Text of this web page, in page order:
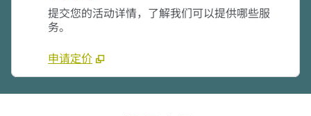
提交您的活动详情，了解我们可以提供哪些服
务。
申请定价